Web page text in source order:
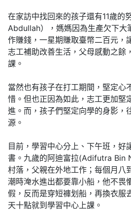
在家訪中找回來的孩子還有11歲的
Abdullah），媽媽因為生產欠下大
作賺錢，一星期賺取臺幣二百元，
志工補助改善生活，父母感動之餘
課。
當然也有孩子在打工期間，堅定心
惜。但也正因為如此，志工更加堅
進。而，孩子們堅定向學的身影，
源。
目前，學習中心分上、下午班，好
書。九歲的阿迪富拉(Adifutra Bin
村落，父親在外地工作；每個月八
潮時淹水進出都要靠小船，他不畏
假，反而是穿短褲划船，再換衣服
天十點就到學習中心上課。